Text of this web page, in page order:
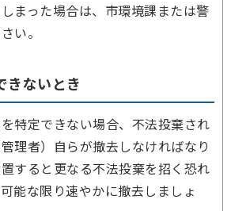
まった場合は、市環境課または警
い。
きないとき
特定できない場合、不法投棄され
理者）自らが撤去しなければなり
すると更なる不法投棄を招く恐れ
能な限り速やかに撤去しましょ